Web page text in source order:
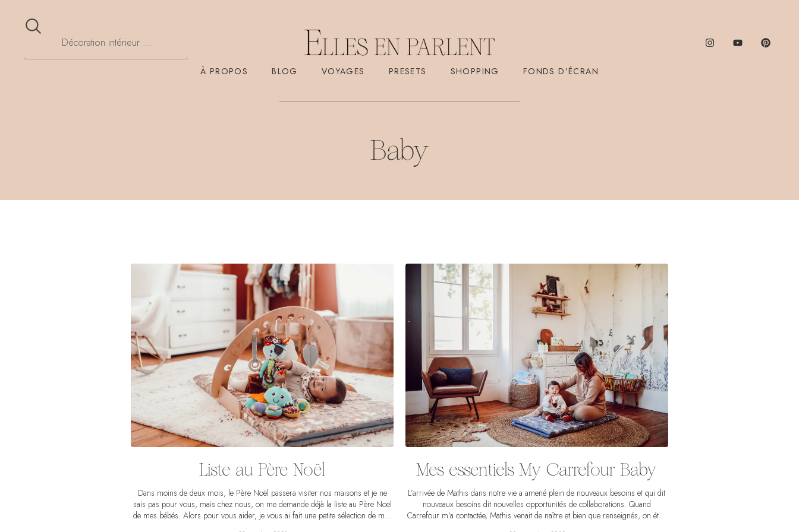
À PROPOS BLOG VOYAGES PRESETS SHOPPING FONDS D’ÉCRAN
Baby
Liste au Père Noël
Dans moins de deux mois, le Père Noël passera visiter nos maisons et je ne
sais pas pour vous, mais chez nous, on me demande déjà la liste au Père Noël
de mes bébés. Alors pour vous aider, je vous ai fait une petite sélection de mes
Mes essentiels My Carrefour Baby
L’arrivée de Mathis dans notre vie a amené plein de nouveaux besoins et qui dit
nouveaux besoins dit nouvelles opportunités de collaborations. Quand
Carrefour m’a contactée, Mathis venait de naître et bien que renseignés, on était